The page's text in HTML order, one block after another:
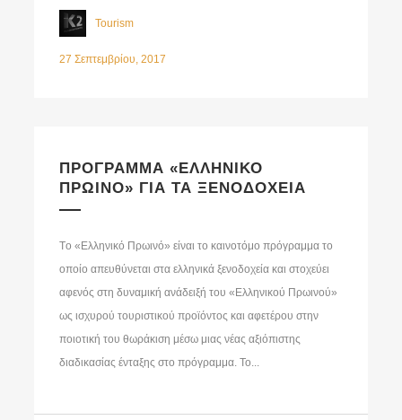
Tourism
27 Σεπτεμβρίου, 2017
ΠΡΟΓΡΑΜΜΑ «ΕΛΛΗΝΙΚΟ
ΠΡΩΙΝΟ» ΓΙΑ ΤΑ ΞΕΝΟΔΟΧΕΙΑ
Tο «Ελληνικό Πρωινό» είναι το καινοτόμο πρόγραμμα το
οποίο απευθύνεται στα ελληνικά ξενοδοχεία και στοχεύει
αφενός στη δυναμική ανάδειξή του «Ελληνικού Πρωινού»
ως ισχυρού τουριστικού προϊόντος και αφετέρου στην
ποιοτική του θωράκιση μέσω μιας νέας αξιόπιστης
διαδικασίας ένταξης στο πρόγραμμα. Το...